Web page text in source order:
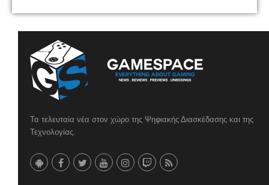
Τα τελευταία νέα στον χώρο της Ψηφιακής Διασκέδασης και της
Τεχνολογίας.